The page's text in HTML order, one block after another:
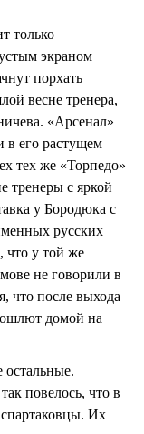
только
экраном
порхать
весне тренера,
«Арсенал»
в его растущем
тех же «Торпедо»
тренеры с яркой
у Бородюка с
русских
что у той же
не говорили в
что после выхода
домой на
повелось, что в
Их